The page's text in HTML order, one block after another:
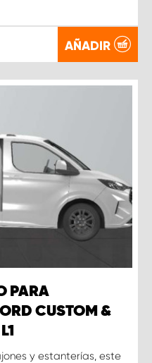
AÑADIR
PARA
CUSTOM &
y estanterías, este